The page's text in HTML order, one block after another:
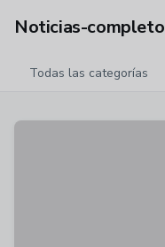
Noticias-completo
Todas las categorías